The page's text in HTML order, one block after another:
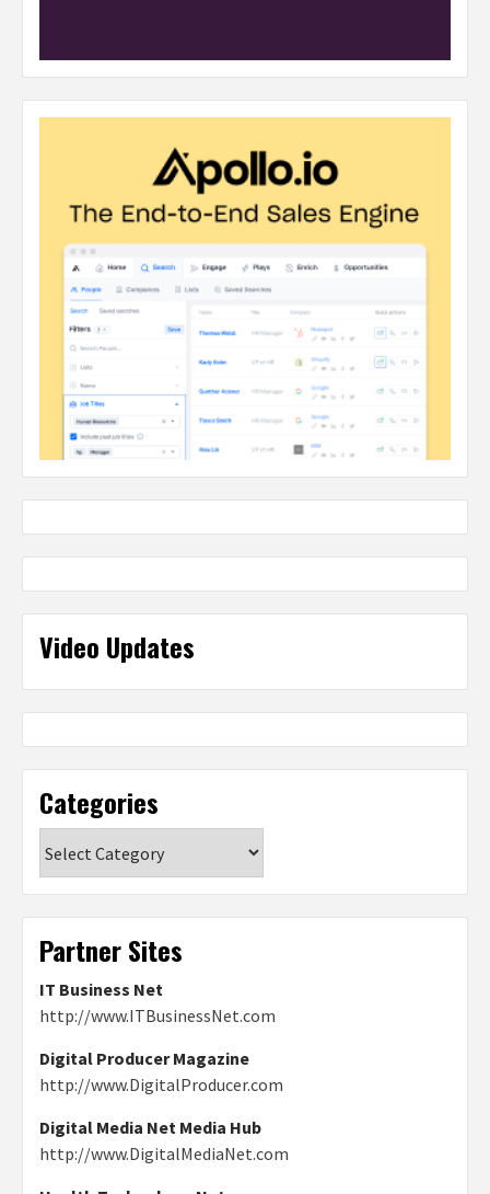
Video Updates
Categories
Partner Sites
IT Business Net
http://www.ITBusinessNet.com
Digital Producer Magazine
http://www.DigitalProducer.com
Digital Media Net Media Hub
http://www.DigitalMediaNet.com